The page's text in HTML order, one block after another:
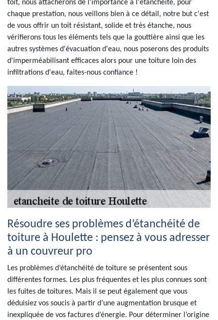
toit, nous attacherons de l'importance à l'étanchéité, pour
chaque prestation, nous veillons bien à ce détail, notre but c'est
de vous offrir un toit résistant, solide et très étanche, nous
vérifierons tous les éléments tels que la gouttière ainsi que les
autres systèmes d'évacuation d'eau, nous poserons des produits
d'imperméabilisant efficaces alors pour une toiture loin des
infiltrations d'eau, faites-nous confiance !
Résoudre ses problèmes d’étanchéité de
toiture à Houlette : pensez à vous adresser
à un couvreur pro
Les problèmes d’étanchéité de toiture se présentent sous
différentes formes. Les plus fréquentes et les plus connues sont
les fuites de toitures. Mais il se peut également que vous
déduisiez vos soucis à partir d’une augmentation brusque et
inexpliquée de vos factures d’énergie. Pour déterminer l’origine